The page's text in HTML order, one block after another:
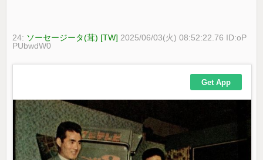
24: ソーセージータ(茸) [TW] 2025/06/03(火) 08:52:22.76 ID:oP
PUbwdW0